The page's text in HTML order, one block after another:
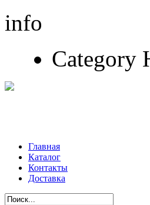
info
Category
Главная
Каталог
Контакты
Доставка